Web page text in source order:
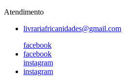
Atendimento
livrariafricanidades@gmail.com
facebook
facebook
instagram
instagram